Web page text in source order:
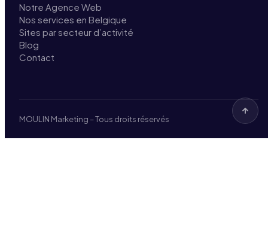
Notre Agence Web
Nos services en Belgique
Sites par secteur d’activité
Blog
Contact
MOULIN Marketing – Tous droits réservés